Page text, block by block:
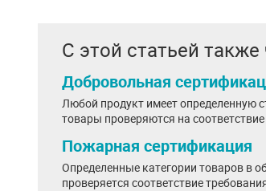
С этой статьей
Добровольная
Любой продукт имеет определенную
товары проверяются на
Пожарная сертификация
Определенные категории товаров в
проверяется соответствие